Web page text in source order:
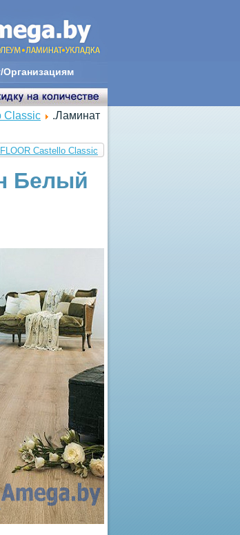
Организациям
Classic
.Ламинат
Castello Classic
Белый